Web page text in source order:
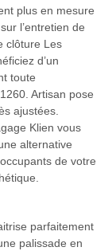
plus en mesure
l’entretien de
clôture Les
d’un
toute
Artisan pose
ajustées.
Klien vous
alternative
de votre
parfaitement
palissade en